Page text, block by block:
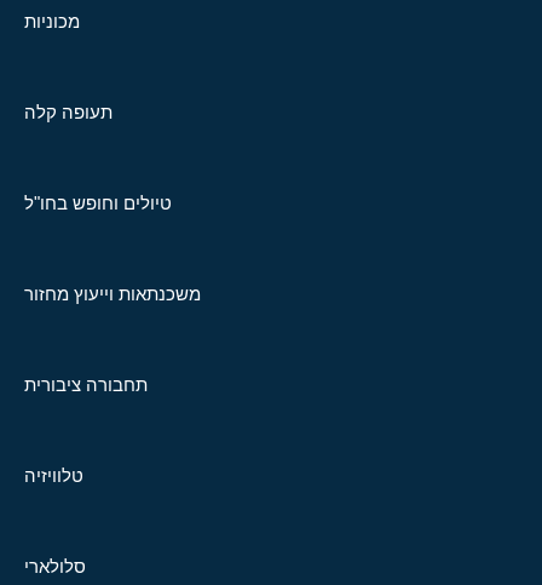
מכוניות
תעופה קלה
טיולים וחופש בחו"ל
משכנתאות וייעוץ מחזור
תחבורה ציבורית
טלוויזיה
סלולארי